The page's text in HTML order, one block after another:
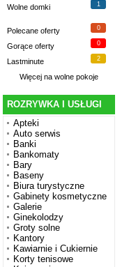
Wolne domki 1
Polecane oferty 0
Gorące oferty 0
Lastminute 2
Więcej na wolne pokoje
ROZRYWKA I USŁUGI
Apteki
Auto serwis
Banki
Bankomaty
Bary
Baseny
Biura turystyczne
Gabinety kosmetyczne
Galerie
Ginekolodzy
Groty solne
Kantory
Kawiarnie i Cukiernie
Korty tenisowe